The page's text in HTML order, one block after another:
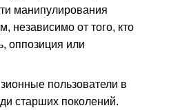
манипулирования
независимо от того, кто
оппозиция или
пользователи в
старших поколений.